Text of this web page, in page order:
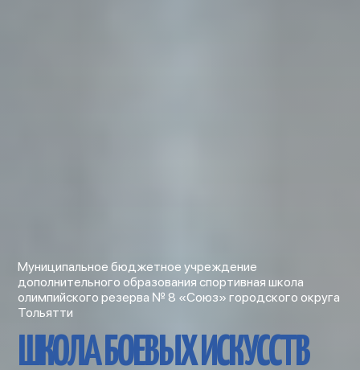
Муниципальное бюджетное учреждение
дополнительного образования спортивная школа
олимпийского резерва № 8 «Союз» городского округа
Тольятти
ШКОЛА БОЕВЫХ ИСКУССТВ